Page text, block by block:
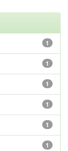
1
1
1
1
1
1